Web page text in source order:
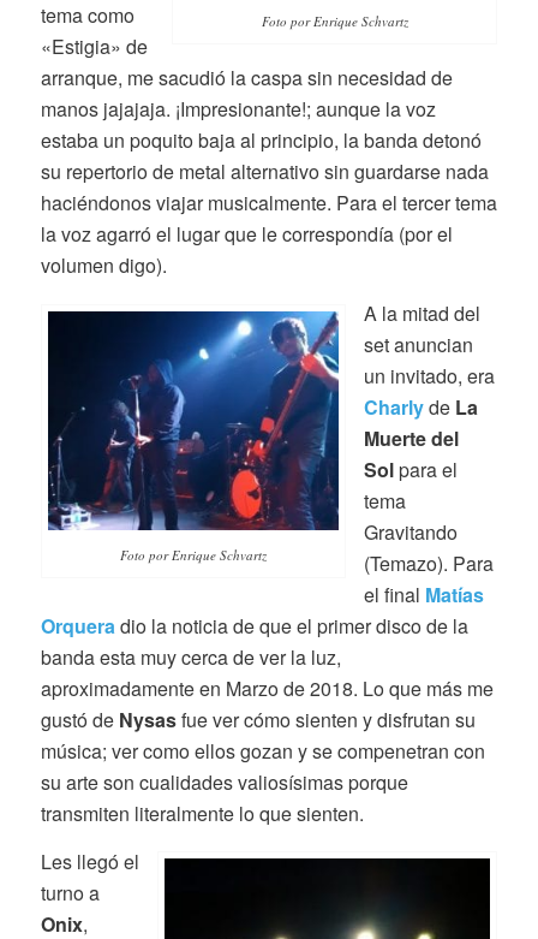
Foto por Enrique Schvartz
tema como
«Estigia» de
arranque, me sacudió la caspa sin necesidad de
manos jajajaja. ¡Impresionante!; aunque la voz
estaba un poquito baja al principio, la banda detonó
su repertorio de metal alternativo sin guardarse nada
haciéndonos viajar musicalmente. Para el tercer tema
la voz agarró el lugar que le correspondía (por el
volumen digo).
Foto por Enrique Schvartz
A la mitad del
set anuncian
un invitado, era
Charlyde La
Muerte del
Solpara el
tema
Gravitando
(Temazo). Para
el final Matías
Orqueradio la noticia de que el primer disco de la
banda esta muy cerca de ver la luz,
aproximadamente en Marzo de 2018. Lo que más me
gustó de Nysasfue ver cómo sienten y disfrutan su
música; ver como ellos gozan y se compenetran con
su arte son cualidades valiosísimas porque
transmiten literalmente lo que sienten.
Les llegó el
turno a
Onix,